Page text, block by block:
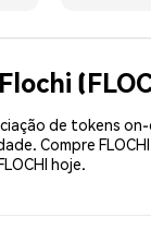
de tokens on-
Compre
hoje.